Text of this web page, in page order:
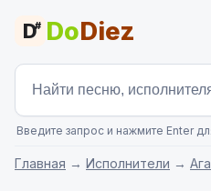
D# DoDiez
Введите запрос и нажмите Enter
Главная → Исполнители →